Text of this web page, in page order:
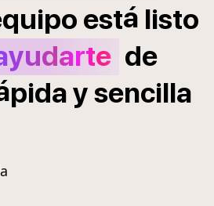
está listo
de
pidaysencilla